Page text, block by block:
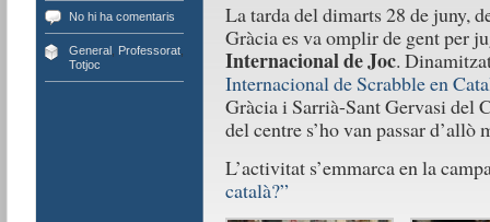
No hi ha comentaris
General, Professorat,
Totjoc
La tarda del dimarts 28 de juny,
Gràcia es va omplir de gent per
Internacional de Joc.
Internacional de Scrabble en
Gràcia i Sarrià-Sant Gervasi del
del centre s’ho van passar d’allò
L’activitat s’emmarca en la
català?”